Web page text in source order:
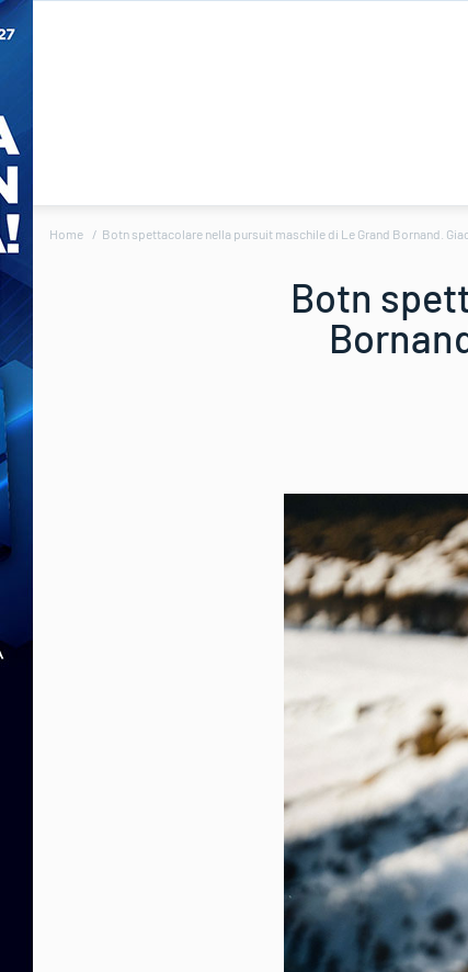
Home Botn spettacolare nella pursuit maschile di Le Grand Bornand.
Botn